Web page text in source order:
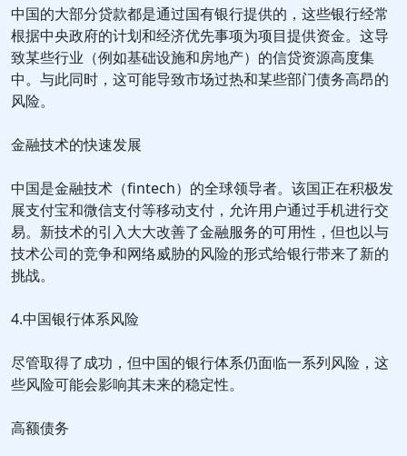
中国的大部分贷款都是通过国有银行提供的，这些银行经常
根据中央政府的计划和经济优先事项为项目提供资金。这导
致某些行业（例如基础设施和房地产）的信贷资源高度集
中。与此同时，这可能导致市场过热和某些部门债务高昂的
风险。
金融技术的快速发展
中国是金融技术（fintech）的全球领导者。该国正在积极发
展支付宝和微信支付等移动支付，允许用户通过手机进行交
易。新技术的引入大大改善了金融服务的可用性，但也以与
技术公司的竞争和网络威胁的风险的形式给银行带来了新的
挑战。
4.中国银行体系风险
尽管取得了成功，但中国的银行体系仍面临一系列风险，这
些风险可能会影响其未来的稳定性。
高额债务